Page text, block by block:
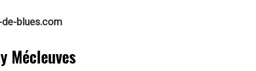
blues.com
Mécleuves